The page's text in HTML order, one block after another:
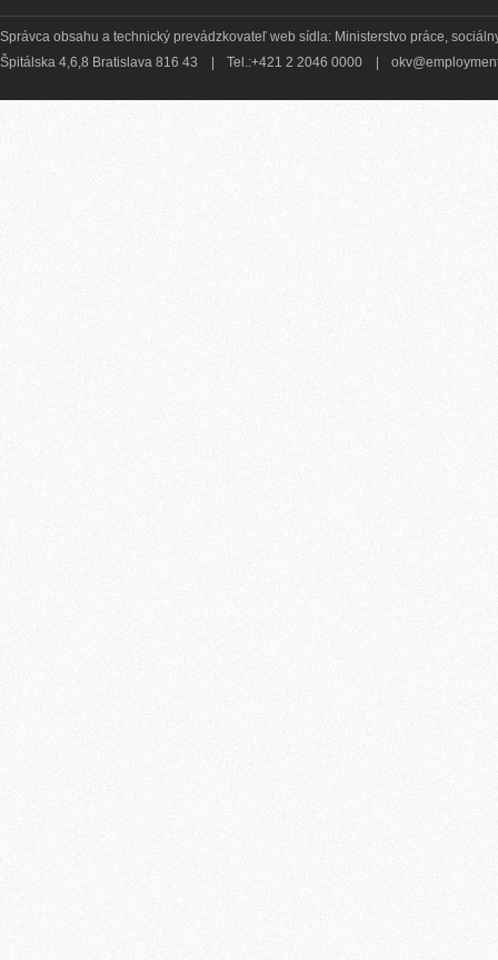
Správca obsahu a technický prevádzkovateľ web sídla: Ministerstvo práce,
Špitálska 4,6,8 Bratislava 816 43
Tel.:+421 2 2046 0000